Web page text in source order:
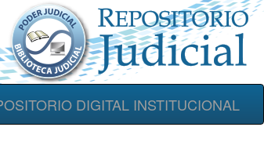
DIGITAL INSTITUCIONAL